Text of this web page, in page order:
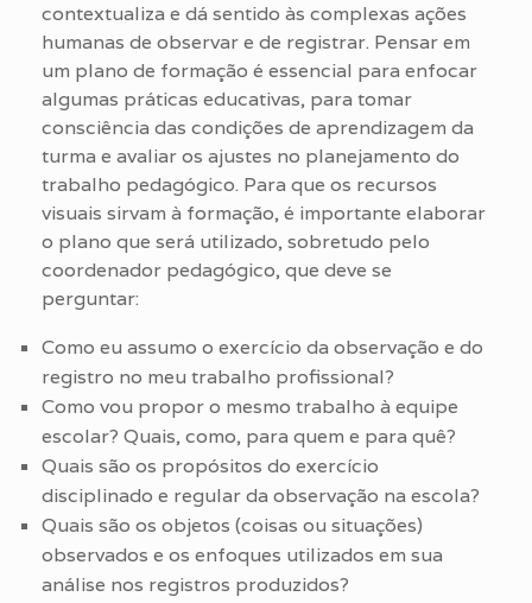
contextualiza e dá sentido às complexas ações
humanas de observar e de registrar. Pensar em
um plano de formação é essencial para enfocar
algumas práticas educativas, para tomar
consciência das condições de aprendizagem da
turma e avaliar os ajustes no planejamento do
trabalho pedagógico. Para que os recursos
visuais sirvam à formação, é importante elaborar
o plano que será utilizado, sobretudo pelo
coordenador pedagógico, que deve se
perguntar:
Como eu assumo o exercício da observação e do
registro no meu trabalho profissional?
Como vou propor o mesmo trabalho à equipe
escolar? Quais, como, para quem e para quê?
Quais são os propósitos do exercício
disciplinado e regular da observação na escola?
Quais são os objetos (coisas ou situações)
observados e os enfoques utilizados em sua
análise nos registros produzidos?